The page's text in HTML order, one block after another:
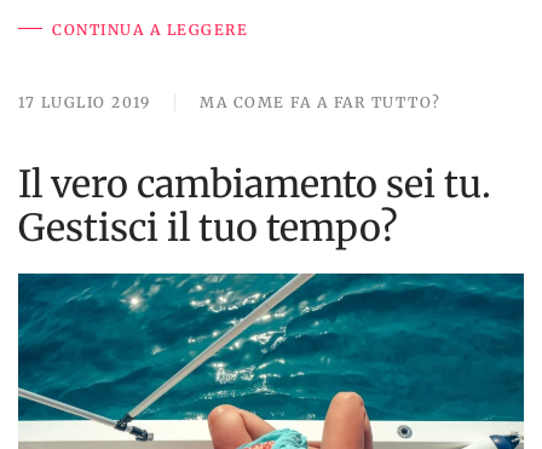
CONTINUA A LEGGERE
17 LUGLIO 2019 MA COME FA A FAR TUTTO?
Il vero cambiamento sei tu.
Gestisci il tuo tempo?